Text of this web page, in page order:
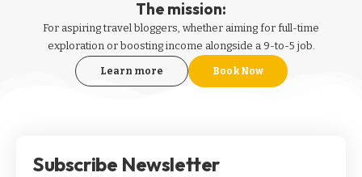
The mission:
For aspiringtravel bloggers, whether aiming for full-time
exploration or boosting income alongside a 9-to-5 job.
Learn more Book Now
Subscribe Newsletter